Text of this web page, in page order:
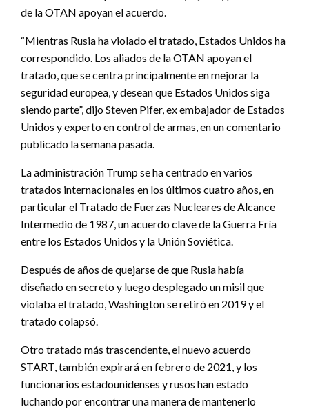
de la OTAN apoyan el acuerdo.
“Mientras Rusia ha violado el tratado, Estados Unidos ha
correspondido. Los aliados de la OTAN apoyan el
tratado, que se centra principalmente en mejorar la
seguridad europea, y desean que Estados Unidos siga
siendo parte”, dijo Steven Pifer, ex embajador de Estados
Unidos y experto en control de armas, en un comentario
publicado la semana pasada.
La administración Trump se ha centrado en varios
tratados internacionales en los últimos cuatro años, en
particular el Tratado de Fuerzas Nucleares de Alcance
Intermedio de 1987, un acuerdo clave de la Guerra Fría
entre los Estados Unidos y la Unión Soviética.
Después de años de quejarse de que Rusia había
diseñado en secreto y luego desplegado un misil que
violaba el tratado, Washington se retiró en 2019 y el
tratado colapsó.
Otro tratado más trascendente, el nuevo acuerdo
START, también expirará en febrero de 2021, y los
funcionarios estadounidenses y rusos han estado
luchando por encontrar una manera de mantenerlo